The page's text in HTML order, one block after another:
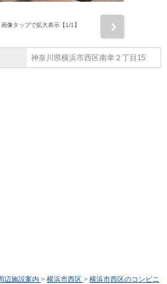
画像タップで拡大表示【1/1】
神奈川県横浜市西区南幸２丁目15
辺施設案内 > 横浜市西区 > 横浜市西区のコンビニ